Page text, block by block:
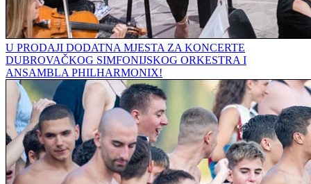
U PRODAJI DODATNA MJESTA ZA KONCERTE
DUBROVAČKOG SIMFONIJSKOG ORKESTRA I
ANSAMBLA PHILHARMONIX!